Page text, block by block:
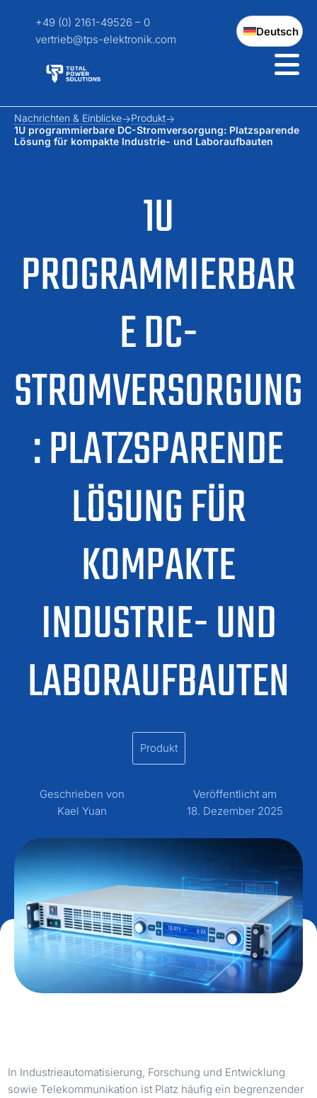
+49 (0) 2161-49526 – 0
vertrieb@tps-elektronik.com
Deutsch
1U
PROGRAMMIERBAR
E DC-
STROMVERSORGUNG
: PLATZSPARENDE
LÖSUNG FÜR
KOMPAKTE
INDUSTRIE- UND
LABORAUFBAUTEN
Nachrichten & Einblicke
Produkt
1U programmierbare DC-Stromversorgung: Platzsparende
Lösung für kompakte Industrie- und Laboraufbauten
Produkt
Geschrieben von
Kael Yuan
Veröffentlicht am
18. Dezember 2025
In Industrieautomatisierung, Forschung und Entwicklung
sowie Telekommunikation ist Platz häufig ein begrenzender